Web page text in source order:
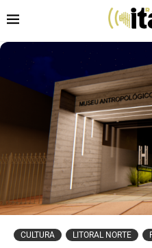
CULTURA LITORAL NORTE